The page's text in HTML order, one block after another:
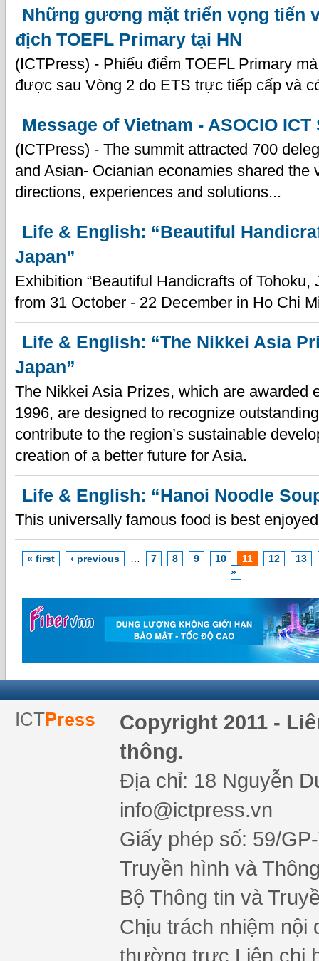
Những gương mặt triển vọng tiến
địch TOEFL Primary tại HN
(ICTPress) - Phiếu điểm TOEFL Primary
được sau Vòng 2 do ETS trực tiếp cấp và
Message of Vietnam - ASOCIO ICT
(ICTPress) - The summit attracted 700
and Asian- Ocianian econamies shared the
directions, experiences and solutions...
Life & English: “Beautiful
Japan”
Exhibition “Beautiful Handicrafts of Tohoku,
from 31 October - 22 December in Ho Chi
Life & English: “The Nikkei Asia
Japan”
The Nikkei Asia Prizes, which are awarded
1996, are designed to recognize
contribute to the region’s sustainable
creation of a better future for Asia.
Life & English: “Hanoi Noodle
This universally famous food is best
« first ‹ previous 7 8 9 10 11 12
13
»
Copyright 2011 -
thông.
Địa chỉ: 18 Nguyễn
info@ictpress.vn
Giấy phép số: 59/
Truyền hình và
Bộ Thông tin và
Chịu trách nhiệm nội
thường trực Liên chi